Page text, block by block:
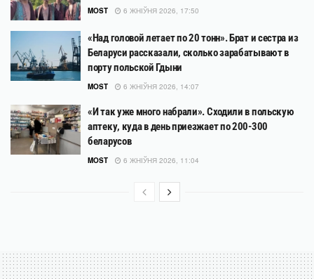
MOST 6 ЖНІЎНЯ 2026, 17:50
«Над головой летает по 20 тонн». Брат и сестра из
Беларуси рассказали, сколько зарабатывают в
порту польской Гдыни
MOST 6 ЖНІЎНЯ 2026, 14:07
«И так уже много набрали». Сходили в польскую
аптеку, куда в день приезжает по 200-300
беларусов
MOST 6 ЖНІЎНЯ 2026, 11:04